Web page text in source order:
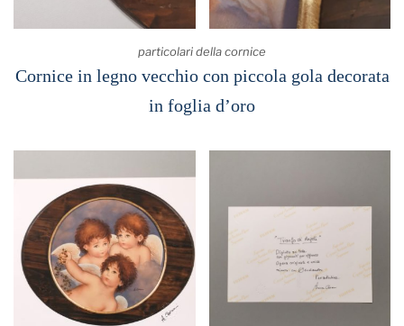
particolari della cornice
Cornice in legno vecchio con piccola gola decorata
in foglia d’oro